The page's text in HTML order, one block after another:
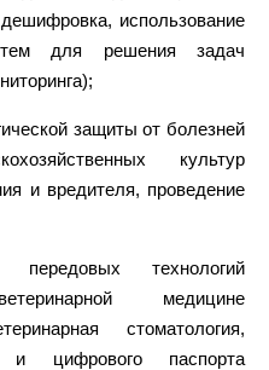
использование
для решения задач
защиты от болезней
культур
и вредителя, проведение
передовых технологий
медицине
стоматология,
и цифрового паспорта